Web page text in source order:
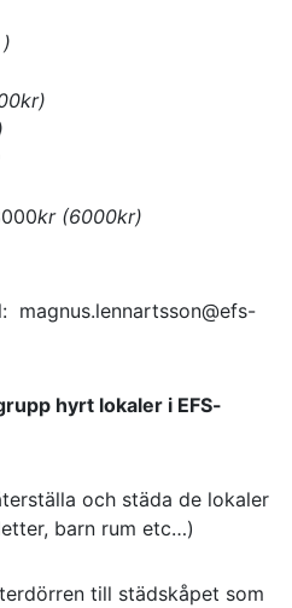
kr (6000kr)
magnus.lennartsson@efs-
hyrt lokaler i EFS-
och städa de lokaler
barn rum etc…)
till städskåpet som